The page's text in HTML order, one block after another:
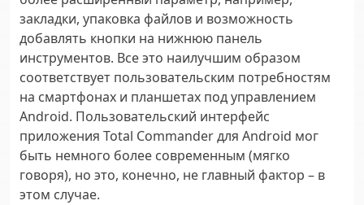
закладки, упаковка файлов и возможность
добавлять кнопки на нижнюю панель
инструментов. Все это наилучшим образом
соответствует пользовательским потребностям
на смартфонах и планшетах под управлением
Android. Пользовательский интерфейс
приложения Total Commander для Android мог
быть немного более современным (мягко
говоря), но это, конечно, не главный фактор – в
этом случае.